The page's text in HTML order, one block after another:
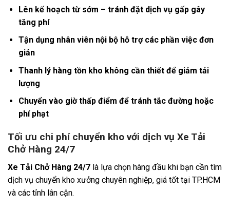
Lên kế hoạch từ sớm – tránh đặt dịch vụ gấp gây
tăng phí
Tận dụng nhân viên nội bộ hỗ trợ các phần việc đơn
giản
Thanh lý hàng tồn kho không cần thiết để giảm tải
lượng
Chuyển vào giờ thấp điểm để tránh tắc đường hoặc
phí phạt
Tối ưu chi phí chuyển kho với dịch vụ Xe Tải
Chở Hàng 24/7
Xe Tải Chở Hàng 24/7 là lựa chọn hàng đầu khi bạn cần tìm
dịch vụ chuyển kho xưởng chuyên nghiệp, giá tốt tại TP.HCM
và các tỉnh lân cận.